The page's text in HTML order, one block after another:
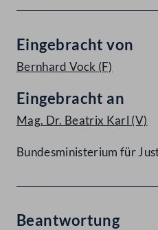
Eingebracht von
Bernhard Vock (F)
Eingebracht an
Mag. Dr. Beatrix Karl (V)
Bundesministerium für
Beantwortung